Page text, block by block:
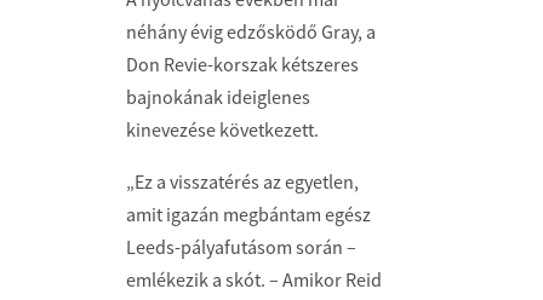
néhány évig edzősködő Gray, a
Don Revie-korszak kétszeres
bajnokának ideiglenes
kinevezése következett.
„Ez a visszatérés az egyetlen,
amit igazán megbántam egész
Leeds-pályafutásom során –
emlékezik a skót. – Amikor Reid